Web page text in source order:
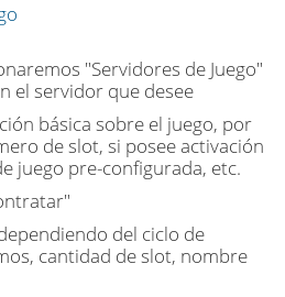
"Servidores de Juego"
el servidor que desee
básica sobre el juego, por
de slot, si posee activación
juego pre-configurada, etc.
del ciclo de
cantidad de slot, nombre